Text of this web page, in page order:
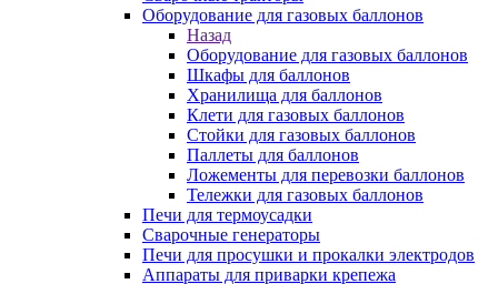
Оборудование для газовых баллонов
Назад
Оборудование для газовых баллонов
Шкафы для баллонов
Хранилища для баллонов
Клети для газовых баллонов
Стойки для газовых баллонов
Паллеты для баллонов
Ложементы для перевозки баллонов
Тележки для газовых баллонов
Печи для термоусадки
Сварочные генераторы
Печи для просушки и прокалки электродов
Аппараты для приварки крепежа